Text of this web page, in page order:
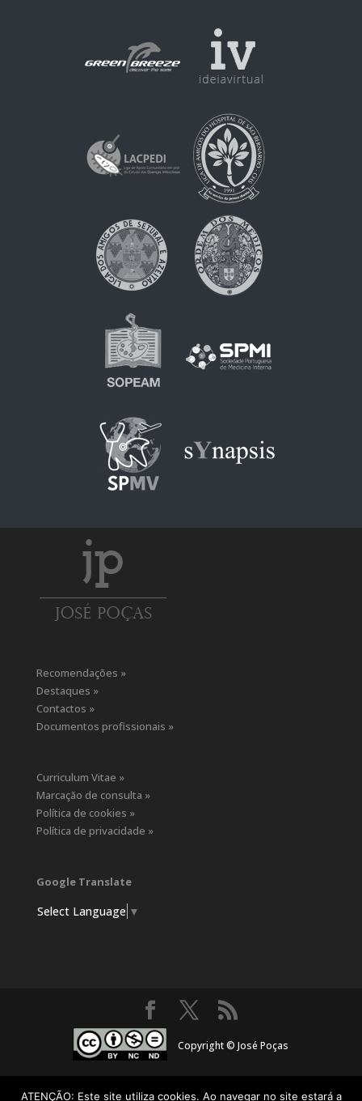
Recomendações »
Destaques »
Contactos »
Documentos profissionais »
Curriculum Vitae »
Marcação de consulta »
Política de cookies »
Política de privacidade »
Google Translate
Select Language ▼
Copyright © José Poças
ATENÇÃO: Este site utiliza cookies. Ao navegar no site estará a